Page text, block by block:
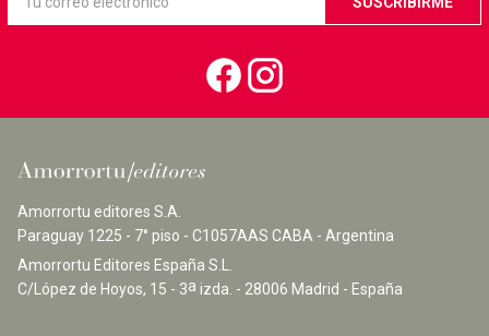
Amorrortu editores S.A.
Paraguay 1225 - 7° piso - C1057AAS CABA - Argentina
Amorrortu Editores España S.L.
C/López de Hoyos, 15 - 3a izda. - 28006 Madrid - España